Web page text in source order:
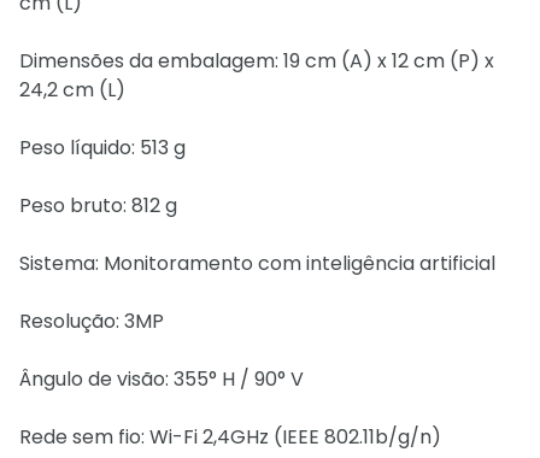
Dimensões da embalagem: 19 cm (A) x 12 cm (P) x
24,2 cm (L)
Peso líquido: 513 g
Peso bruto: 812 g
Sistema: Monitoramento com inteligência artificial
Resolução: 3MP
Ângulo de visão: 355° H / 90° V
Rede sem fio: Wi-Fi 2,4GHz (IEEE 802.11b/g/n)